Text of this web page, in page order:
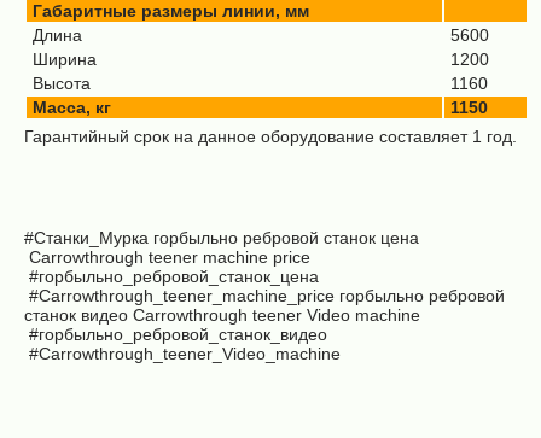
Габаритные размеры линии, мм
Длина
5600
Ширина
1200
Высота
1160
Масса, кг
1150
Гарантийный срок на данное оборудование составляет 1 год.
#Станки_Мурка горбыльно ребровой станок цена
Carrowthrough teener machine price
#горбыльно_ребровой_станок_цена
#Carrowthrough_teener_machine_price горбыльно ребровой
станок видео Carrowthrough teener Video machine
#горбыльно_ребровой_станок_видео
#Carrowthrough_teener_Video_machine